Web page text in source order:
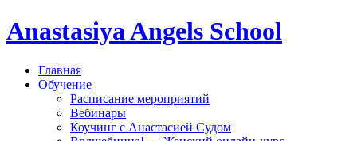
Anastasiya Angels School
Главная
Обучение
Расписание мероприятий
Вебинары
Коучинг с Анастасией Судом